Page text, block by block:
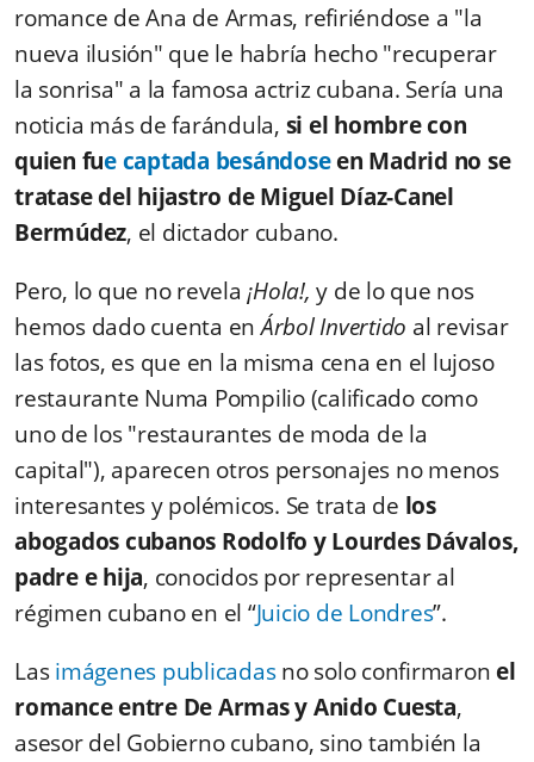
romance de Ana de Armas, refiriéndose a "la
nueva ilusión" que le habría hecho "recuperar
la sonrisa" a la famosa actriz cubana. Sería una
noticia más de farándula, si el hombre con
quien fue captada besándoseen Madrid no se
tratase del hijastro de Miguel Díaz-Canel
Bermúdez, el dictador cubano.
Pero, lo que no revela ¡Hola!,y de lo que nos
hemos dado cuenta enÁrbol Invertido al revisar
las fotos, es que en la misma cena en el lujoso
restaurante Numa Pompilio (calificado como
uno de los "restaurantes de moda de la
capital"), aparecen otros personajes no menos
interesantes y polémicos. Se trata de los
abogados cubanos Rodolfo y Lourdes Dávalos,
padre e hija, conocidos por representar al
régimen cubano en el “Juicio de Londres”.
Lasimágenes publicadasno solo confirmaronel
romance entre De Armas y Anido Cuesta,
asesor del Gobierno cubano, sino también la